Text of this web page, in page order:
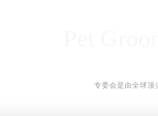
专委会是由全球顶